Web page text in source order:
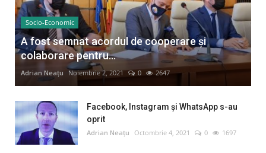
Socio-Economic
A fost semnat acordul de cooperare și
colaborare pentru...
Adrian Neațu Noiembrie 2, 2021 0 2647
Facebook, Instagram și WhatsApp s-au
oprit
Adrian Neațu Octombrie 4, 2021 0 1697